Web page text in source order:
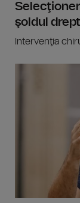
şoldul drept
Intervenţia